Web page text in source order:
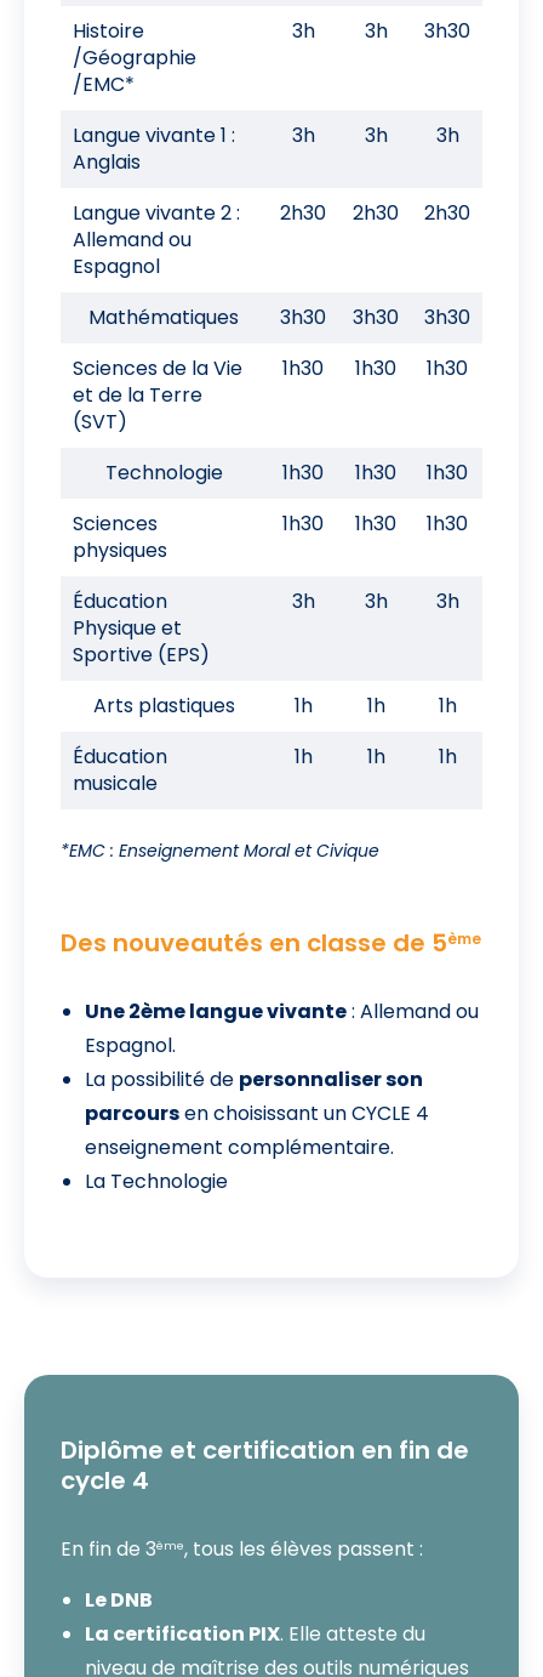
Histoire
/Géographie
/EMC*
3h 3h 3h30
Langue vivante 1 :
Anglais
3h 3h 3h
Langue vivante 2 :
Allemand ou
Espagnol
2h30 2h30 2h30
Mathématiques 3h30 3h30
3h30
Sciences de la Vie
et de la Terre
(SVT)
1h30 1h30 1h30
Technologie 1h30 1h30
1h30
Sciences
physiques
1h30 1h30 1h30
Éducation
Physique et
Sportive (EPS)
3h 3h 3h
Arts plastiques 1h 1h
1h
Éducation
musicale
1h 1h 1h
*EMC : Enseignement Moral et Civique
Des nouveautés en classe de 5ème
Une 2ème langue vivante: Allemand ou
Espagnol.
La possibilité de personnaliser son
parcoursen choisissant un CYCLE 4
enseignement complémentaire.
La Technologie
Diplôme et certification en fin de
cycle 4
En fin de 3ème, tous les élèves passent :
Le DNB
La certification PIX. Elle atteste du
niveau de maîtrise des outils numériques